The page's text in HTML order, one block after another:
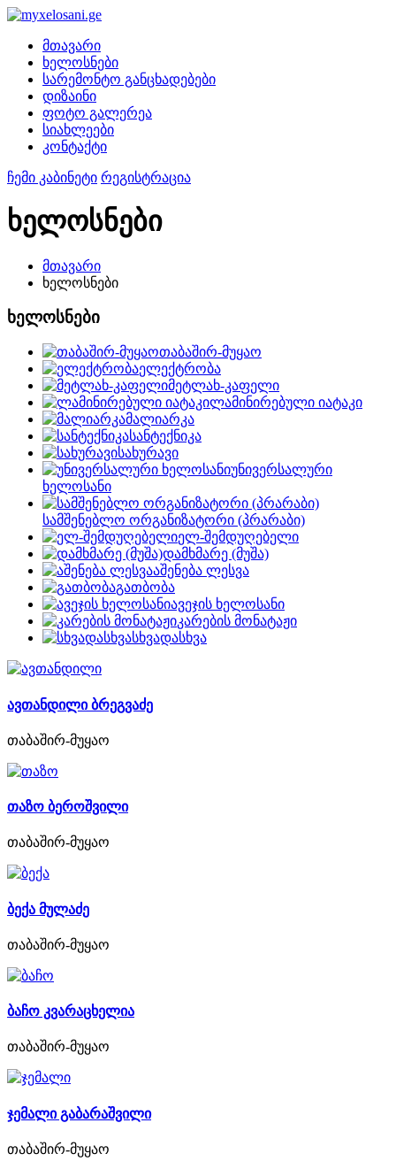
მთავარი
ხელოსნები
სარემონტო განცხადებები
დიზაინი
ფოტო გალერეა
სიახლეები
კონტაქტი
ჩემი კაბინეტი რეგისტრაცია
ხელოსნები
მთავარი
ხელოსნები
ხელოსნები
თაბაშირ-მუყაო
ელექტრობა
მეტლახ-კაფელი
ლამინირებული იატაკი
მალიარკა
სანტექნიკა
სახურავი
უნივერსალური
ხელოსანი
სამშენებლო ორგანიზატორი (პრარაბი)
ელ-შემდუღებელი
დამხმარე (მუშა)
აშენება ლესვა
გათბობა
ავეჯის ხელოსანი
კარების მონატაჟი
სხვადასხვა
ავთანდილი ბრეგვაძე
თაბაშირ-მუყაო
თაზო ბეროშვილი
თაბაშირ-მუყაო
ბექა მულაძე
თაბაშირ-მუყაო
ბაჩო კვარაცხელია
თაბაშირ-მუყაო
ჯემალი გაბარაშვილი
თაბაშირ-მუყაო